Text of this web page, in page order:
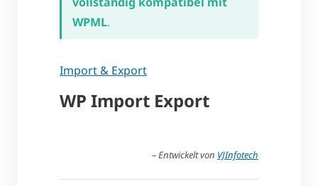
WPML.
Import & Export
WP Import Export
– Entwickelt von VJInfotech